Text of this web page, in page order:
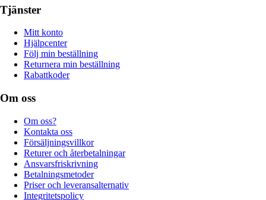
Tjänster
Mitt konto
Hjälpcenter
Följ min beställning
Returnera min beställning
Rabattkoder
Om oss
Om oss?
Kontakta oss
Försäljningsvillkor
Returer och återbetalningar
Ansvarsfriskrivning
Betalningsmetoder
Priser och leveransalternativ
Integritetspolicy